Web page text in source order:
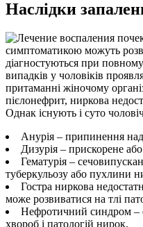
Наслідки
симптоматикою можуть
діагностуються при
випадків у чоловіків
притаманні жіночому
пієлонефрит, ниркова
Однак існують і суто
Анурія – припинення
Дизурія – прискорене
Гематурія –
туберкульозу або пухлини
Гостра ниркова
може розвиватися на тлі
Нефротичний синдром –
хвороб і патологій нирок.